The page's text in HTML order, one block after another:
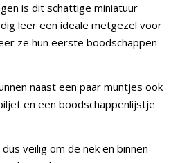
is dit schattige miniatuur
leer een ideale metgezel voor
ze hun eerste boodschappen
naast een paar muntjes ook
en een boodschappenlijstje
veilig om de nek en binnen